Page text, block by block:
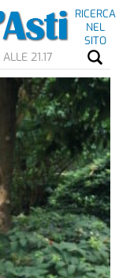
RICERCA
NEL
SITO
21.17